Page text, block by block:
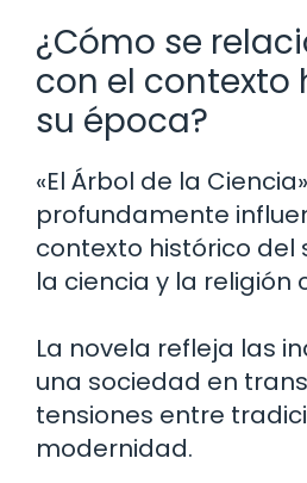
¿Cómo se
con el contexto
su época?
«El Árbol de la
profundamente
contexto histórico del
la ciencia y la religión
La novela refleja las
una sociedad en
tensiones entre
modernidad.